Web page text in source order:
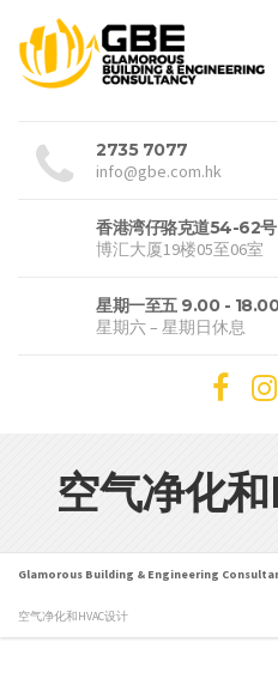
2735 7077
info@gbe.com.hk
香港湾仔骆克道54-62号
博汇大厦19楼05至06室
星期一至五 9.00 - 18.00
星期六 – 星期日休息
空气净化
Glamorous Building & Engineering
空气净化和HVAC设计